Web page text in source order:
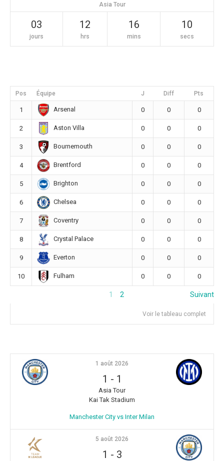
Asia Tour
03
jours
12
hrs
16
mins
09
secs
Pos Équipe J Diff Pts
1 Arsenal 0 0 0
2 Aston Villa 0 0 0
3 Bournemouth 0 0 0
4 Brentford 0 0 0
5 Brighton 0 0 0
6 Chelsea 0 0 0
7 Coventry 0 0 0
8 Crystal Palace 0 0 0
9 Everton 0 0 0
10 Fulham 0 0 0
1 2 Suivant
Voir le tableau complet
1 août 2026
1 - 1
Asia Tour
Kai Tak Stadium
Manchester City vs Inter Milan
5 août 2026
1 - 3